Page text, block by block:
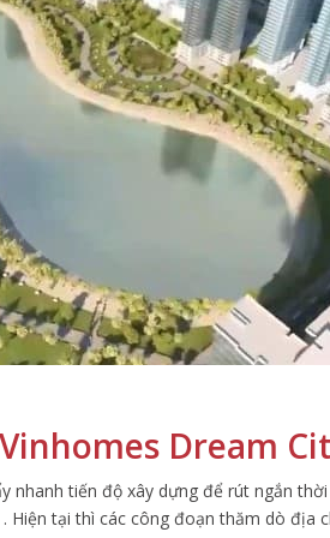
Dream
tiến độ xây dựng để rút ngắn
tại thì các công đoạn thăm dò địa